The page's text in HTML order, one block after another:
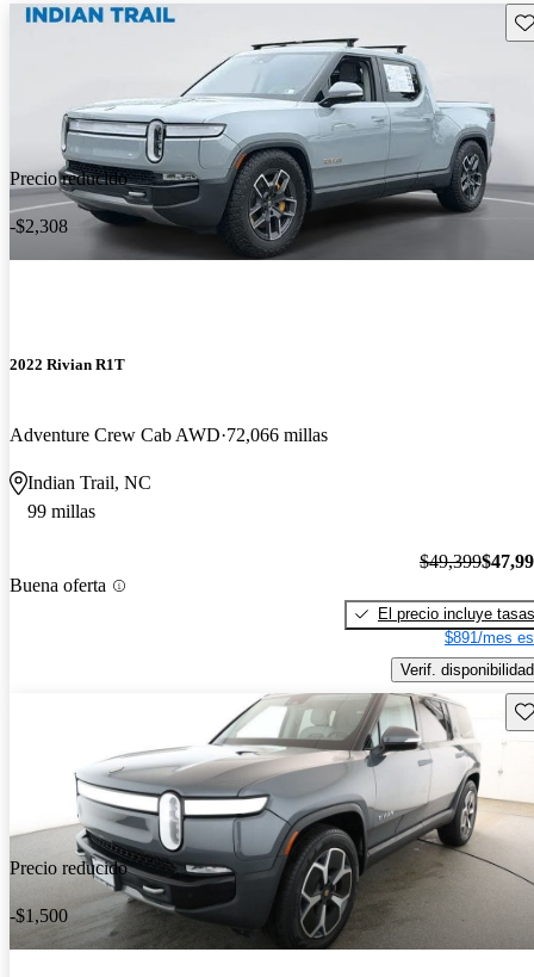
Precio reducido
-$2,308
2022 Rivian R1T
Adventure Crew Cab AWD 72,066 millas
Indian Trail, NC
99 millas
Buena oferta
$49,399
El precio incluye tasas
$891/mes
Verif. disponibilidad
Precio reducido
-$1,500